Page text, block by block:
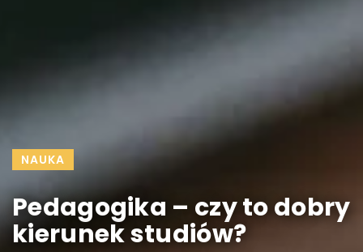
NAUKA
Pedagogika – czy to dobry
kierunek studiów?